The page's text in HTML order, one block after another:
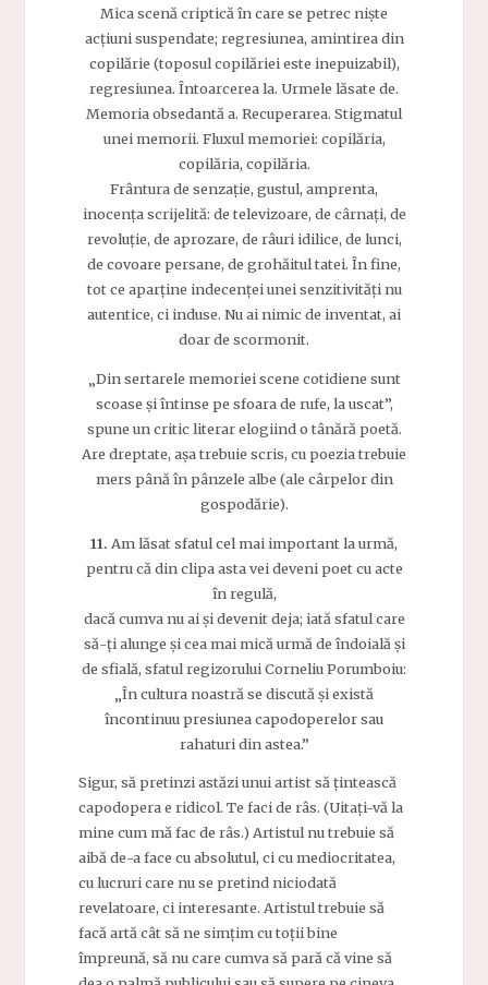
Mica scenă criptică în care se petrec niște
acțiuni suspendate; regresiunea, amintirea din
copilărie (toposul copilăriei este inepuizabil),
regresiunea. Întoarcerea la. Urmele lăsate de.
Memoria obsedantă a. Recuperarea. Stigmatul
unei memorii. Fluxul memoriei: copilăria,
copilăria, copilăria.
Frântura de senzație, gustul, amprenta,
inocența scrijelită: de televizoare, de cârnați, de
revoluție, de aprozare, de râuri idilice, de lunci,
de covoare persane, de grohăitul tatei. În fine,
tot ce aparține indecenței unei senzitivități nu
autentice, ci induse. Nu ai nimic de inventat, ai
doar de scormonit.
„Din sertarele memoriei scene cotidiene sunt
scoase și întinse pe sfoara de rufe, la uscat”,
spune un critic literar elogiind o tânără poetă.
Are dreptate, așa trebuie scris, cu poezia trebuie
mers până în pânzele albe (ale cârpelor din
gospodărie).
11. Am lăsat sfatul cel mai important la urmă,
pentru că din clipa asta vei deveni poet cu acte
în regulă,
dacă cumva nu ai și devenit deja; iată sfatul care
să-ți alunge și cea mai mică urmă de îndoială și
de sfială, sfatul regizoruluiCorneliu Porumboiu:
„În cultura noastră se discută și există
încontinuu presiunea capodoperelor sau
rahaturi din astea.”
Sigur, să pretinzi astăzi unui artist să țintească
capodopera e ridicol. Te faci de râs. (Uitați-vă la
mine cum mă fac de râs.) Artistul nu trebuie să
aibă de-a face cu absolutul, ci cu mediocritatea,
cu lucruri care nu se pretind niciodată
revelatoare, ci interesante. Artistul trebuie să
facă artă cât să ne simțim cu toții bine
împreună, să nu care cumva să pară că vine să